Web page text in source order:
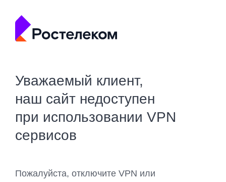
Уважаемый клиент,
наш сайт недоступен
при использовании VPN
сервисов
Пожалуйста, отключите VPN или